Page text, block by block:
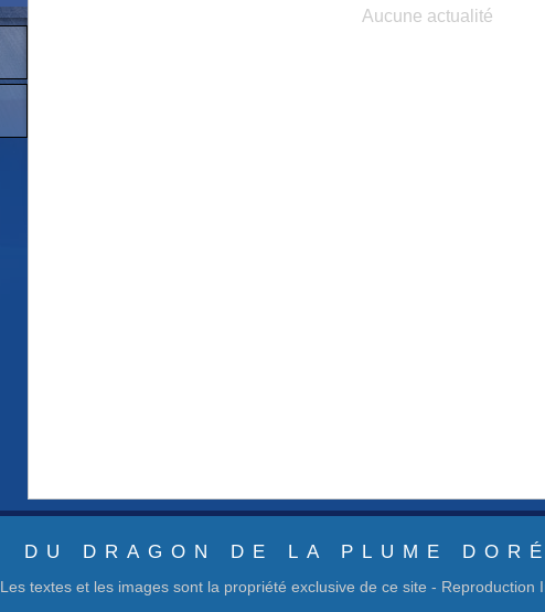
Aucune actualité
DU DRAGON DE LA PLUME
Les textes et les images sont la propriété exclusive de ce site - Reproduction